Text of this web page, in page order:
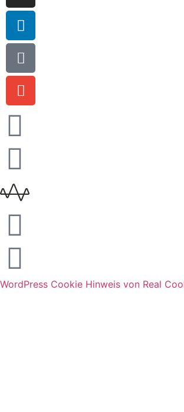
WordPress Cookie Hinweis von Real